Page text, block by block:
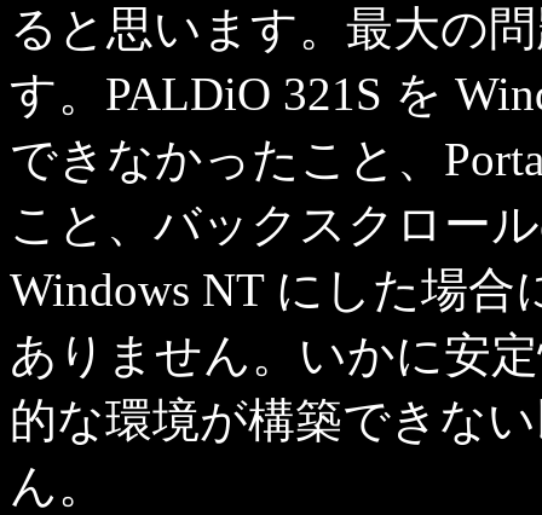
ると思います。最大の
す。PALDiO 321S を
できなかったこと、
こと、バックスクロー
Windows NT にした場
ありません。いかに安
的な環境が構築できな
ん。